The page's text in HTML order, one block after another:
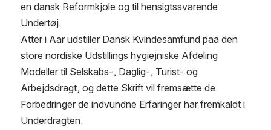
en dansk Reformkjole og til hensigtssvarende
Undertøj.
Atter i Aar udstiller Dansk Kvindesamfund paa den
store nordiske Udstillings hygiejniske Afdeling
Modeller til Selskabs-, Daglig-, Turist- og
Arbejdsdragt, og dette Skrift vil fremsætte de
Forbedringer de indvundne Erfaringer har fremkaldt i
Underdragten.